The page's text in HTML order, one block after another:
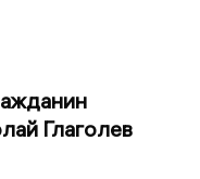
Глаголев